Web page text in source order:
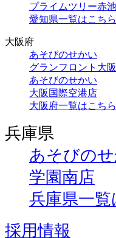
プライムツリー赤
愛知県一覧はこちら
大阪府
あそびのせかい
グランフロント大
あそびのせかい
大阪国際空港店
大阪府一覧はこちら
兵庫県
あそびの
学園南店
兵庫県一覧
採用情報